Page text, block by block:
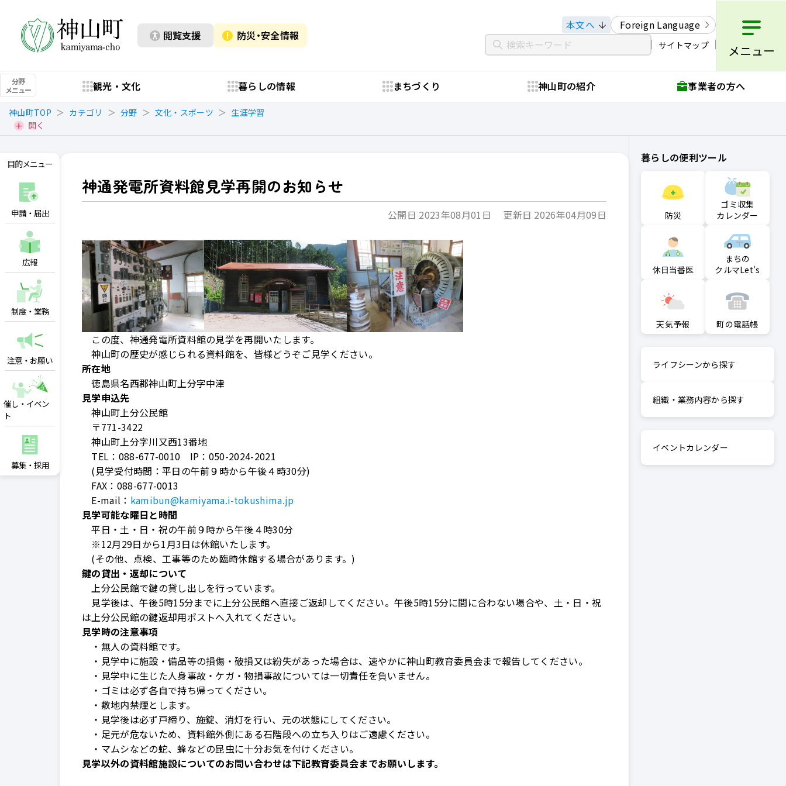
閲覧支援 防災・安全情報
本文へ Foreign Language
サイトマップ メニュー
分野
メニュー
観光・文化 暮らしの情報 まちづくり 神山町の紹介 事業者の方へ
神山町TOP カテゴリ 分野 文化・スポーツ
生涯学習
開く
目的メニュー
申請・届出
広報
制度・業務
注意・お願い
催し・イベン
ト
募集・採用
神通発電所資料館見学再開のお知らせ
公開日 2023年08月01日 更新日 2026年04月09日
この度、神通発電所資料館の見学を再開いたします。
神山町の歴史が感じられる資料館を、皆様どうぞご見学ください。
所在地
徳島県名西郡神山町上分字中津
見学申込先
神山町上分公民館
〒771-3422
神山町上分字川又西13番地
TEL ： 088-677-0010 IP ： 050-2024-2021
(見学受付時間：平日の午前９時から午後４時30分)
FAX ： 088-677-0013
E-mail ： kamibun@kamiyama.i-tokushima.jp
見学可能な曜日と時間
平日・土・日・祝の午前９時から午後４時30分
※12月29日から1月3日は休館いたします。
(その他、点検、工事等のため臨時休館する場合があります。)
鍵の貸出・返却について
上分公民館で鍵の貸し出しを行っています。
見学後は、午後5時15分までに上分公民館へ直接ご返却してください。午後5時15分に間に合わない場合や、土・日・祝
は上分公民館の鍵返却用ポストへ入れてください。
見学時の注意事項
・無人の資料館です。
・見学中に施設・備品等の損傷・破損又は紛失があった場合は、速やかに神山町教育委員会まで報告してください。
・見学中に生じた人身事故・ケガ・物損事故については一切責任を負いません。
・ゴミは必ず各自で持ち帰ってください。
・敷地内禁煙とします。
・見学後は必ず戸締り、施錠、消灯を行い、元の状態にしてください。
・足元が危ないため、資料館外側にある石階段への立ち入りはご遠慮ください。
・マムシなどの蛇、蜂などの昆虫に十分お気を付けください。
見学以外の資料館施設についてのお問い合わせは下記教育委員会までお願いします。
暮らしの便利ツール
防災
ゴミ収集
カレンダー
休日当番医
まちの
クルマLet's
天気予報 町の電話帳
ライフシーンから探す
組織・業務内容から探す
イベントカレンダー